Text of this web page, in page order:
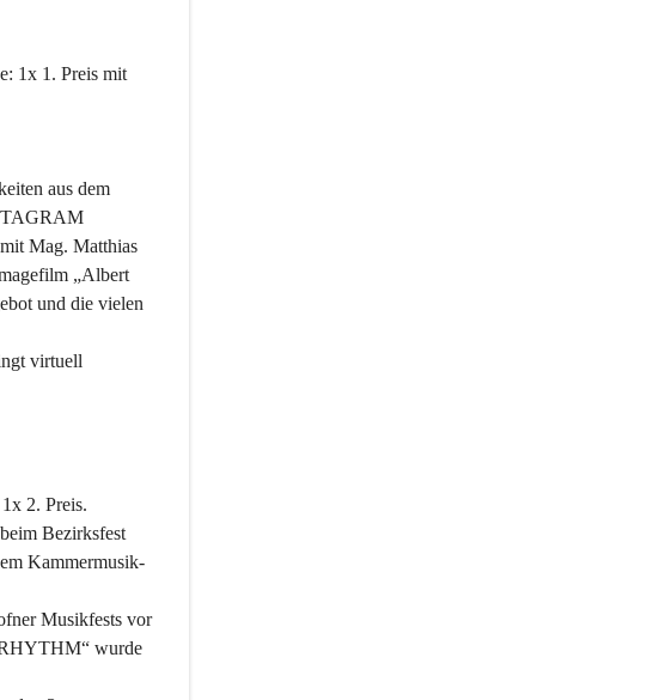
1x 1. Preis mit
aus dem
Mag. Matthias
„Albert
und die vielen
virtuell
2. Preis.
Bezirksfest
Kammermusik-
Musikfests vor
wurde